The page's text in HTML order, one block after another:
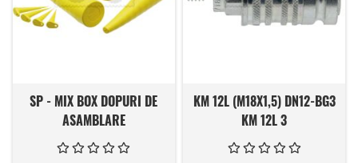
SP - MIX BOX DOPURI DE
ASAMBLARE
KM 12L (M18X1,5) DN12-BG3
KM 12L 3